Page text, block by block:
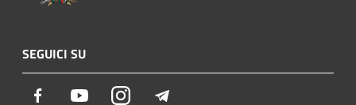
SEGUICI SU
Facebook YoutubeInstagram